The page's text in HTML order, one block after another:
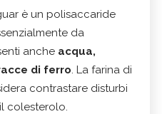
è un polisaccaride
da
anche acqua,
di ferro. La farina di
contrastare disturbi
colesterolo.